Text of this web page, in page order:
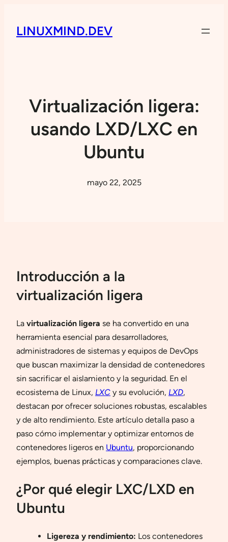
LINUXMIND.DEV
Virtualización ligera:
usando LXD/LXC en
Ubuntu
mayo 22, 2025
Introducción a la
virtualización ligera
La virtualización ligera se ha convertido en una
herramienta esencial para desarrolladores,
administradores de sistemas y equipos de DevOps
que buscan maximizar la densidad de contenedores
sin sacrificar el aislamiento y la seguridad. En el
ecosistema de Linux, LXC y su evolución, LXD,
destacan por ofrecer soluciones robustas, escalables
y de alto rendimiento. Este artículo detalla paso a
paso cómo implementar y optimizar entornos de
contenedores ligeros en Ubuntu, proporcionando
ejemplos, buenas prácticas y comparaciones clave.
¿Por qué elegir LXC/LXD en
Ubuntu
Ligereza y rendimiento: Los contenedores